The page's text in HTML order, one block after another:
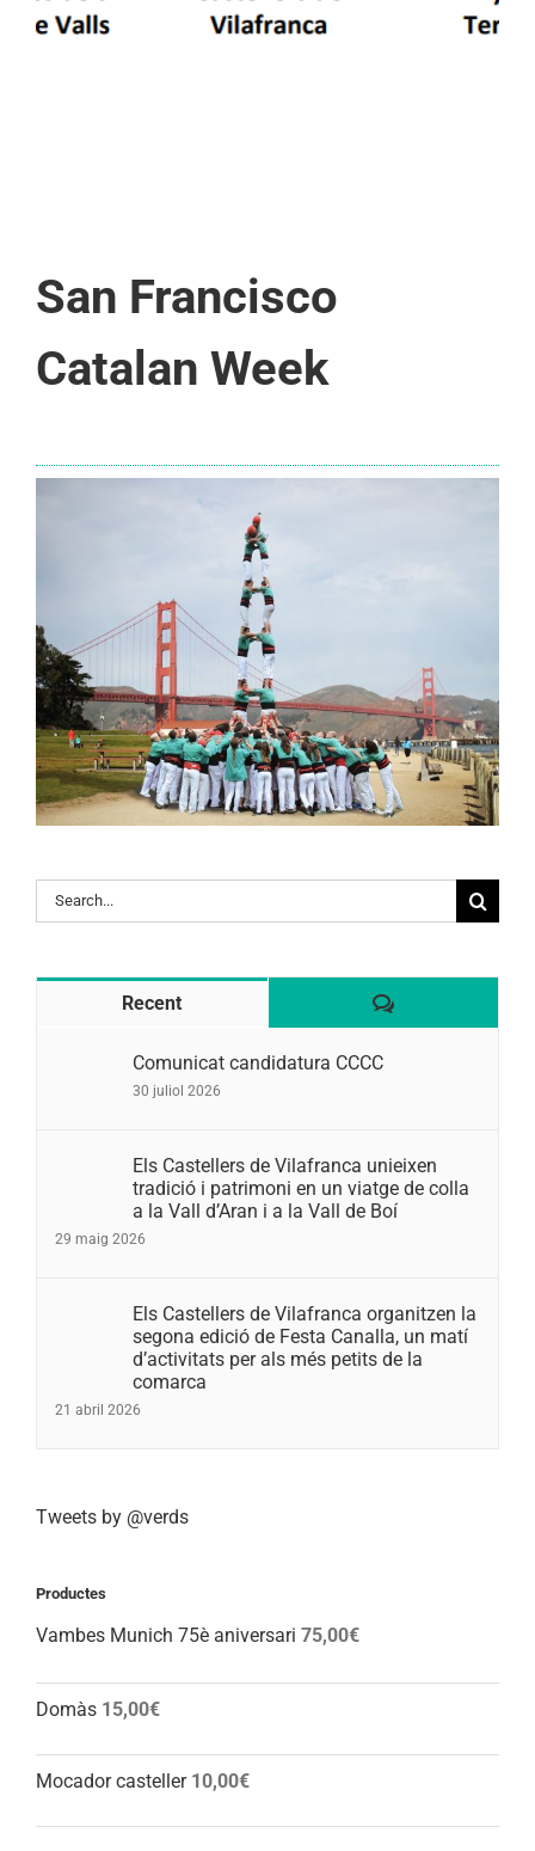
San Francisco
Catalan Week
Search
for:
Recent Comentaris
Comunicat candidatura CCCC
30 juliol 2026
Els Castellers de Vilafranca unieixen
tradició i patrimoni en un viatge de colla
a la Vall d’Aran i a la Vall de Boí
29 maig 2026
Els Castellers de Vilafranca organitzen la
segona edició de Festa Canalla, un matí
d’activitats per als més petits de la
comarca
21 abril 2026
Tweets by @verds
Productes
Vambes Munich 75è aniversari 75,00€
Domàs 15,00€
Mocador casteller 10,00€